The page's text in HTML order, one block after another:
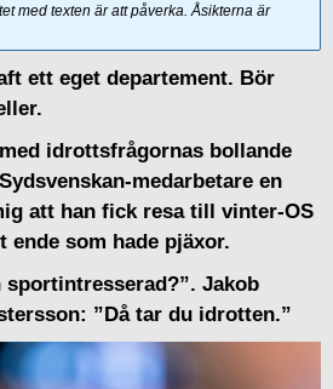
med texten är att påverka. Åsikterna är
ett eget departement. Bör
idrottsfrågornas bollande
medarbetare en
att han fick resa till vinter-OS
ende som hade pjäxor.
Jakob
”Då tar du idrotten.”